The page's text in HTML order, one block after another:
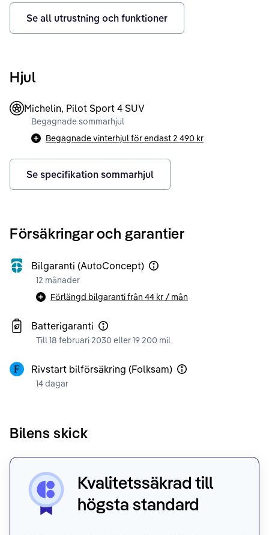
Se all utrustning och funktioner
Hjul
Michelin, Pilot Sport 4 SUV
Begagnade sommarhjul
Begagnade vinterhjul för endast2 490 kr
Se specifikation sommarhjul
Försäkringar och garantier
Bilgaranti (AutoConcept)
12 månader
Förlängd bilgaranti från 44 kr / mån
Batterigaranti
Till 18 februari 2030 eller 19 200 mil
Rivstart bilförsäkring (Folksam)
14 dagar
Bilens skick
Kvalitetssäkrad till
högsta standard